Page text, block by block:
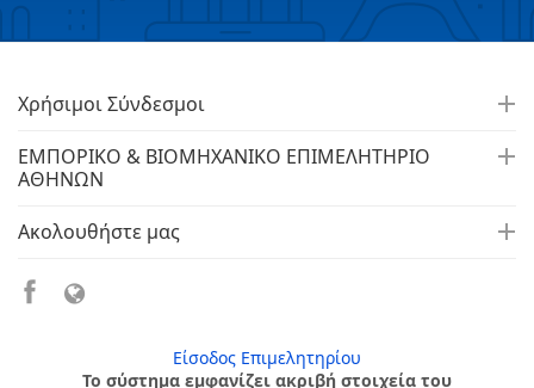
Χρήσιμοι Σύνδεσμοι
ΕΜΠΟΡΙΚΟ & ΒΙΟΜΗΧΑΝΙΚΟ ΕΠΙΜΕΛΗΤΗΡΙΟ
ΑΘΗΝΩΝ
Ακολουθήστε μας
Είσοδος Επιμελητηρίου
Το σύστημα εμφανίζει ακριβή στοιχεία του